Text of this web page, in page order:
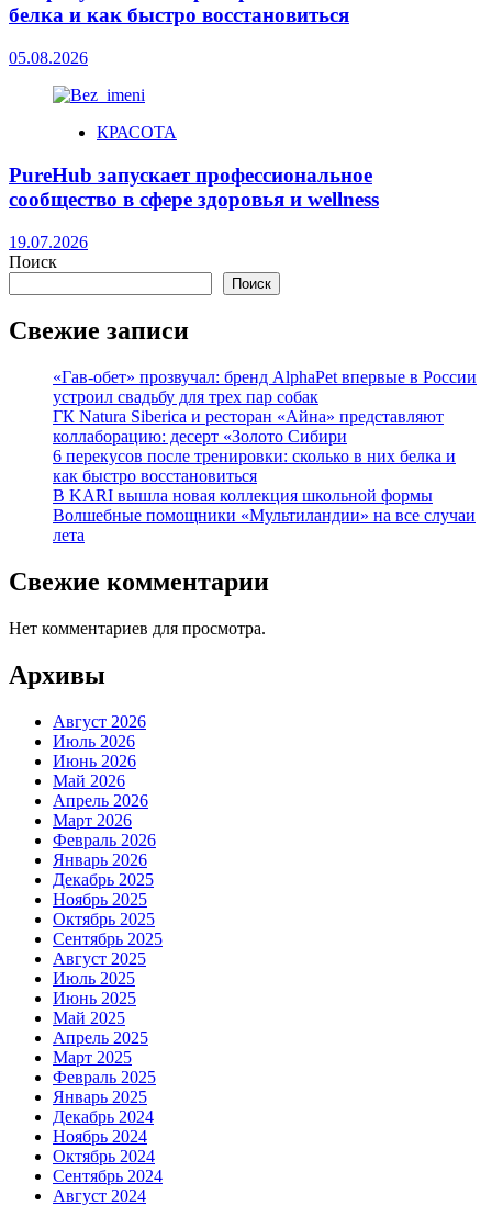
белка и как быстро восстановиться
05.08.2026
КРАСОТА
PureHub запускает профессиональное
сообщество в сфере здоровья и wellness
19.07.2026
Поиск
Поиск
Свежие записи
«Гав-обет» прозвучал: бренд AlphaPet впервые в России
устроил свадьбу для трех пар собак
ГК Natura Siberica и ресторан «Айна» представляют
коллаборацию: десерт «Золото Сибири
6 перекусов после тренировки: сколько в них белка и
как быстро восстановиться
В KARI вышла новая коллекция школьной формы
Волшебные помощники «Мультиландии» на все случаи
лета
Свежие комментарии
Нет комментариев для просмотра.
Архивы
Август 2026
Июль 2026
Июнь 2026
Май 2026
Апрель 2026
Март 2026
Февраль 2026
Январь 2026
Декабрь 2025
Ноябрь 2025
Октябрь 2025
Сентябрь 2025
Август 2025
Июль 2025
Июнь 2025
Май 2025
Апрель 2025
Март 2025
Февраль 2025
Январь 2025
Декабрь 2024
Ноябрь 2024
Октябрь 2024
Сентябрь 2024
Август 2024